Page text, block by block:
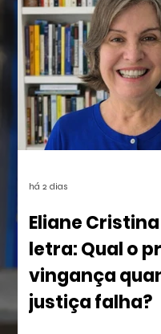
Eliane
letra: Qual o
vingança
justiça falha?
há 2 dias